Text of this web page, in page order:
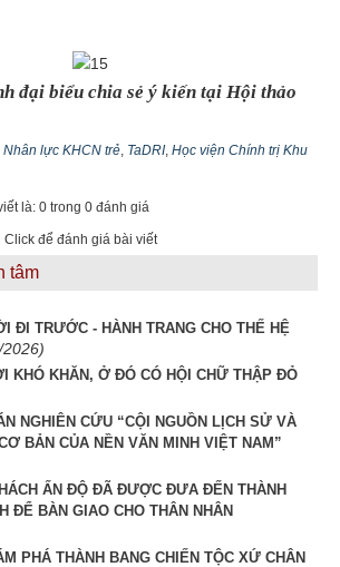
đại biểu chia sẻ ý kiến tại Hội thảo
Nhân lực KHCN trẻ, TaDRI, Học viện Chính trị Khu
là: 0 trong 0 đánh giá
Click để đánh giá bài viết
tâm
ĐI TRƯỚC - HÀNH TRANG CHO THẾ HỆ
KHÓ KHĂN, Ở ĐÓ CÓ HỘI CHỮ THẬP ĐỎ
NGHIÊN CỨU “CỘI NGUỒN LỊCH SỬ VÀ
BẢN CỦA NỀN VĂN MINH VIỆT NAM”
ẤN ĐỘ ĐÃ ĐƯỢC ĐƯA ĐẾN THÀNH
ĐỂ BÀN GIAO CHO THÂN NHÂN
PHÁ THÀNH BANG CHIẾN TỘC XỨ CHÂN